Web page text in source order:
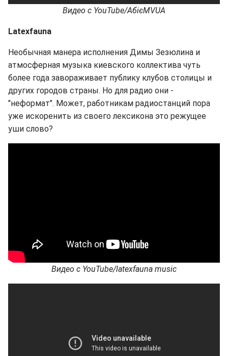
Видео с YouTube/АбієMVUA
Latexfauna
Необычная манера исполнения Димы Зезюлина и
атмосферная музыка киевского коллектива чуть
более года завораживает публику клубов столицы и
других городов страны. Но для радио они -
"неформат". Может, работникам радиостанций пора
уже искоренить из своего лексикона это режущее
уши слово?
Видео с YouTube/latexfauna music